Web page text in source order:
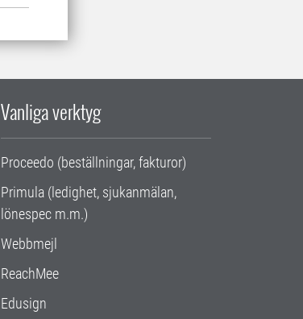
Vanliga verktyg
Proceedo (beställningar, fakturor)
Primula (ledighet, sjukanmälan,
lönespec m.m.)
Webbmejl
ReachMee
Edusign